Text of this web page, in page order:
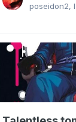
poseidon2,